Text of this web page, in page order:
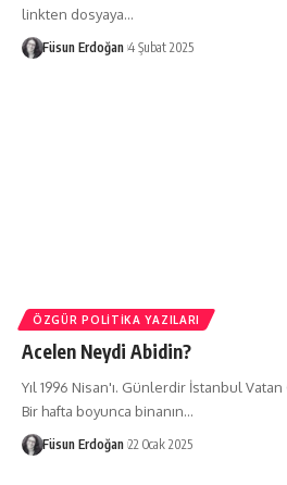
linkten dosyaya…
Füsun Erdoğan 4 Şubat 2025
ÖZGÜR POLITIKA YAZILARI
Acelen Neydi Abidin?
Yıl 1996 Nisan'ı. Günlerdir İstanbul
Bir hafta boyunca binanın…
Füsun Erdoğan 22 Ocak 2025